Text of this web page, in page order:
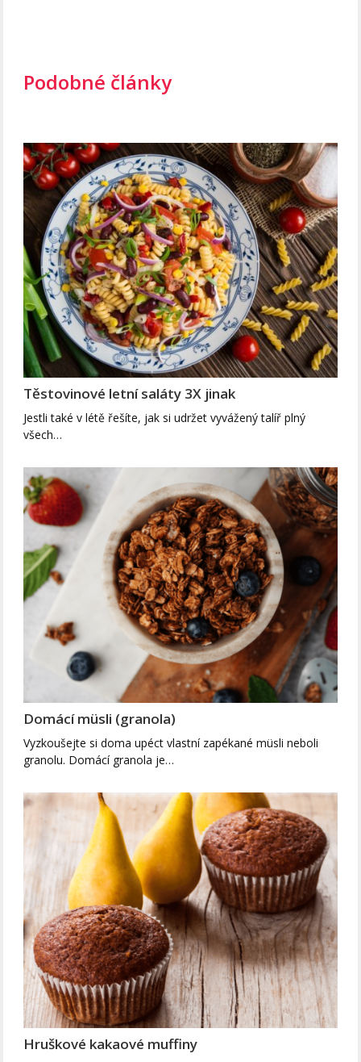
Podobné články
Těstovinové letní saláty 3X jinak
Jestli také v létě řešíte, jak si udržet vyvážený talíř plný
všech…
Domácí müsli (granola)
Vyzkoušejte si doma upéct vlastní zapékané müsli neboli
granolu. Domácí granola je…
Hruškové kakaové muffiny